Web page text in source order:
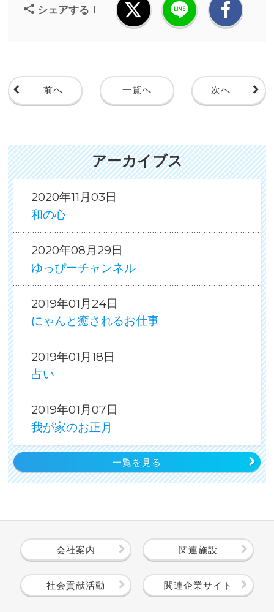
シェアする！
前へ 一覧へ 次へ
アーカイブス
2020年11月03日
和の心
2020年08月29日
ゆっぴーチャンネル
2019年01月24日
にゃんと癒されるお仕事
2019年01月18日
占い
2019年01月07日
我が家のお正月
一覧を見る
会社案内 関連施設
社会貢献活動 関連企業サイト